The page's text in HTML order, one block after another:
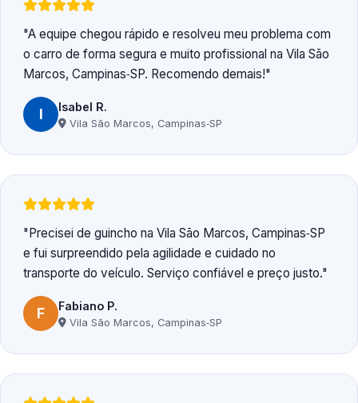
A equipe chegou rápido e resolveu meu problema com
o carro de forma segura e muito profissional na Vila São
Marcos, Campinas‑SP. Recomendo demais!
I Isabel R.
Vila São Marcos, Campinas‑SP
Precisei de guincho na Vila São Marcos, Campinas‑SP
e fui surpreendido pela agilidade e cuidado no
transporte do veículo. Serviço confiável e preço justo.
F Fabiano P.
Vila São Marcos, Campinas‑SP